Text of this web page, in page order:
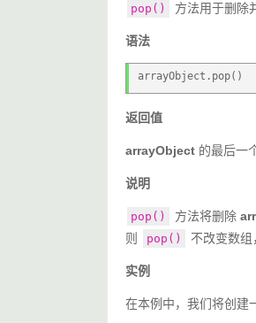
pop() 方法用于删除
语法
arrayObject.pop()
返回值
arrayObject 的最后一
说明
pop() 方法将删除
则
pop() 不改变数组
实例
在本例中，我们将创建